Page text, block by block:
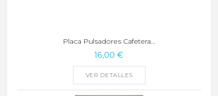
Placa Pulsadores Cafetera...
16,00 €
VER DETALLES